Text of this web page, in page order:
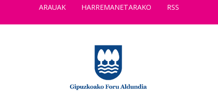
ARAUAK
HARREMANETARAKO RSS